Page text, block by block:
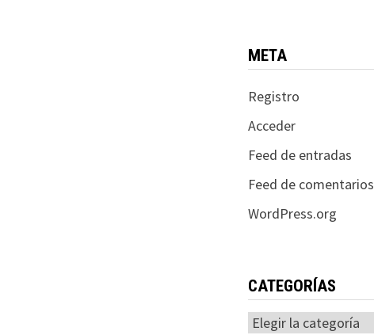
META
Registro
Acceder
Feed de entradas
Feed de comentarios
WordPress.org
CATEGORÍAS
Categorías